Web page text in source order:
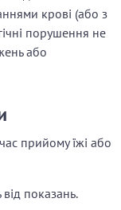
крові (або з
порушення не
або
прийому їжі або
показань.